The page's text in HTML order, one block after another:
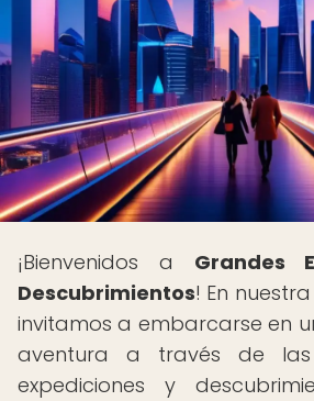
¡Bienvenidos a Grandes
Descubrimientos! En
invitamos a embarcarse en
aventura a través de
expediciones y